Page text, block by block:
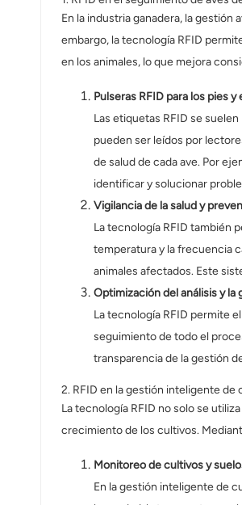
En la industria ganadera, la
embargo, la tecnología RFID
en los animales, lo que mejora
Pulseras RFID para los pies y
Las etiquetas RFID se
pueden ser leídos por
de salud de cada ave. Por
identificar y solucionar
Vigilancia de la salud y
La tecnología RFID también
temperatura y la frecuencia
animales afectados. Este
Optimización del análisis y la
La tecnología RFID permite
seguimiento de todo el
transparencia de la gestión
2. RFID en la gestión inteligente de
La tecnología RFID no solo se
crecimiento de los cultivos.
Monitoreo de cultivos y
En la gestión inteligente de